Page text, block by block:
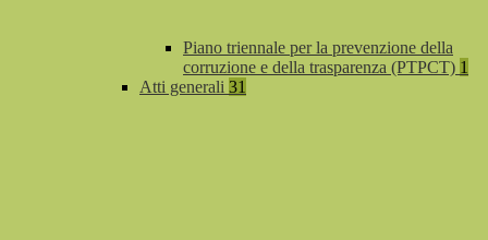
Piano triennale per la prevenzione della
corruzione e della trasparenza (PTPCT) 1
Atti generali 31